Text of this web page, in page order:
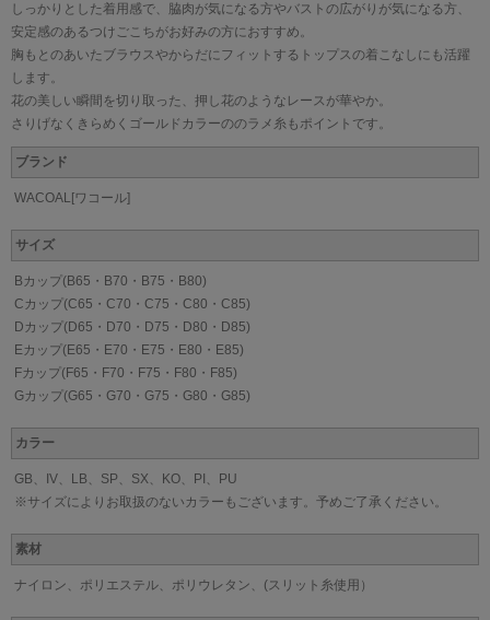
しっかりとした着用感で、脇肉が気になる方やバストの広がりが気になる方、
安定感のあるつけごこちがお好みの方におすすめ。
胸もとのあいたブラウスやからだにフィットするトップスの着こなしにも活躍
します。
花の美しい瞬間を切り取った、押し花のようなレースが華やか。
さりげなくきらめくゴールドカラーののラメ糸もポイントです。
ブランド
WACOAL[ワコール]
サイズ
Bカップ(B65・B70・B75・B80)
Cカップ(C65・C70・C75・C80・C85)
Dカップ(D65・D70・D75・D80・D85)
Eカップ(E65・E70・E75・E80・E85)
Fカップ(F65・F70・F75・F80・F85)
Gカップ(G65・G70・G75・G80・G85)
カラー
GB、IV、LB、SP、SX、KO、PI、PU
※サイズによりお取扱のないカラーもございます。予めご了承ください。
素材
ナイロン、ポリエステル、ポリウレタン、(スリット糸使用）